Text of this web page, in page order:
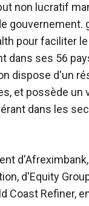
non lucratif
gouvernement.
pour faciliter
dans ses 56
dispose d'un
et possède un
dans les
d'Equity
Coast Refiner,